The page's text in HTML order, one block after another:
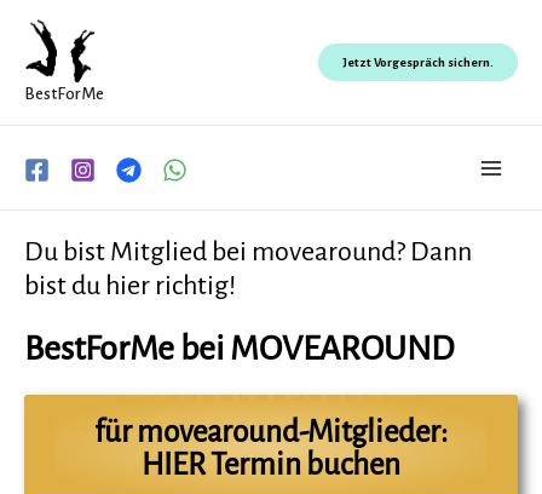
Inhalt
springen
BestForMe
Jetzt Vorgespräch sichern.
Du bist Mitglied bei movearound? Dann
bist du hier richtig!
BestForMe bei MOVEAROUND
für movearound-Mitglieder:
HIER Termin buchen